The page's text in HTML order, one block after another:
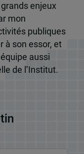
enjeux
mon
publiques
à son essor, et
aussi
de l’Institut.